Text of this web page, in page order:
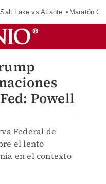
Lake vs Atlante Maratón
Powell
Federal de
el lento
en el contexto